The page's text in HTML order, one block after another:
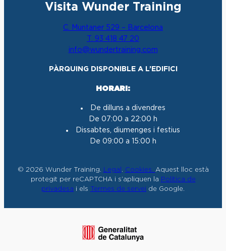
s
m
c
b
o
o
u
Visita Wunder Training
C. Muntaner 529 – Barcelona
T. 93 418 47 20
info@wundertraining.com
PÀRQUING DISPONIBLE A L’EDIFICI
HORARI:
De dilluns a divendres
De 07:00 a 22:00 h
Dissabtes, diumenges i festius
De 09:00 a 15:00 h
© 2026 Wunder Training. Legal . Cookies.
Aquest lloc està
protegit per reCAPTCHA i s’apliquen la Política de
privadesa i els Termes de servei de Google.